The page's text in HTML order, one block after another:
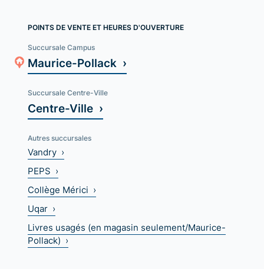
POINTS DE VENTE ET HEURES D'OUVERTURE
Succursale Campus
Maurice-Pollack ›
Succursale Centre-Ville
Centre-Ville ›
Autres succursales
Vandry ›
PEPS ›
Collège Mérici ›
Uqar ›
Livres usagés (en magasin seulement/Maurice-
Pollack) ›